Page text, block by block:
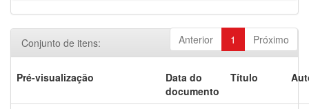
Anterior 1 Próximo
Conjunto de itens:
Pré-visualização
Data do
documento
Título